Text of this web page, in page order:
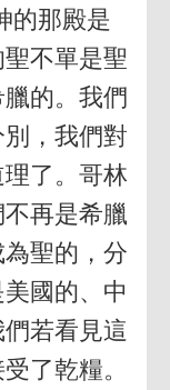
的那殿是
不單是聖
的。我們
，我們對
了。哥林
再是希臘
聖的，分
國的、中
若看見這
了乾糧。